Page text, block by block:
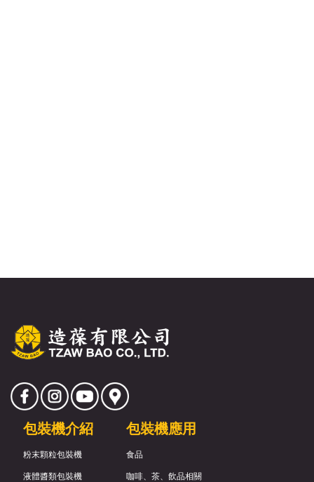
包裝機介紹
粉末顆粒包裝機
液體醬類包裝機
包裝機應用
食品
咖啡、茶、飲品相關